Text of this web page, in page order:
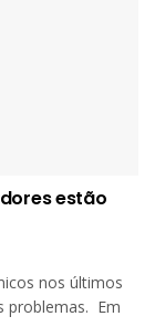
estão
nos últimos
problemas. Em